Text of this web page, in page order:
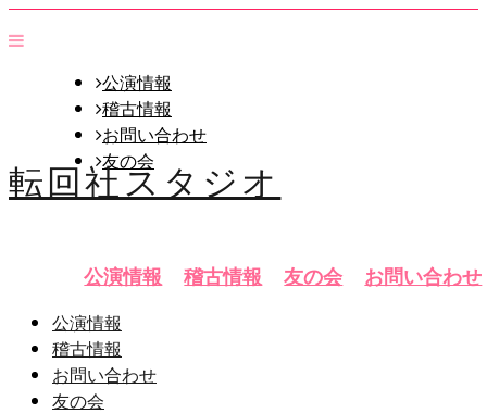
公演情報
稽古情報
お問い合わせ
友の会
転回社スタジオ
公演情報 稽古情報 友の会 お問い合わせ
公演情報
稽古情報
お問い合わせ
友の会